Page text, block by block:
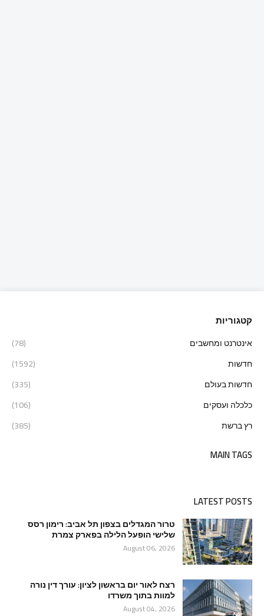
קטגוריות
אינטרנט ומחשבים
(78)
חדשות
(1592)
חדשות בעולם
(335)
כלכלה ועסקים
(106)
רץ ברשת
(385)
MAIN TAGS
LATEST POSTS
טרור המגדלים בצפון תל אביב: רימון רסס
שלישי הופעל הלילה בפארק צמרת
August 06, 2026
רצח לאור יום בראשון לציון: עורך דין נורה
למוות בתוך משרדו
August 04, 2026